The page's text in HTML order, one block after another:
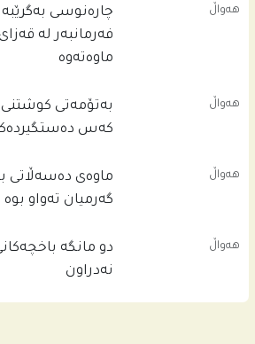
هەواڵ
فه‌رمانبه‌ر له‌
ماوه‌ته‌وه‌
هەواڵ
کەس
هەواڵ
ماوەی دەسەڵاتی
گەرمیان تەواو بوە
هەواڵ
دو مانگە
نەدراون